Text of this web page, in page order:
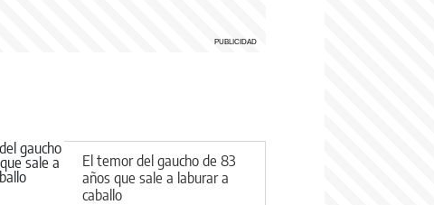
El temor del gaucho de 83
años que sale a laburar a
caballo